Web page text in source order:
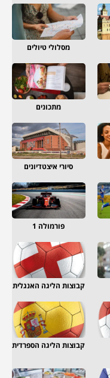
מסלולי טיולים
מתכונים
סיורי איצטדיונים
פורמולה 1
קבוצות הליגה האנגלית
קבוצות הליגה הספרדית